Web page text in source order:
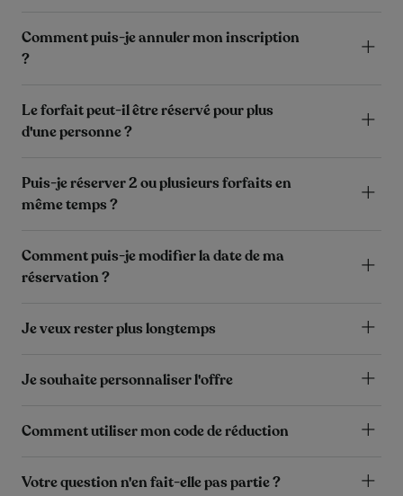
Comment puis-je annuler mon inscription
?
Le forfait peut-il être réservé pour plus
d'une personne ?
Puis-je réserver 2 ou plusieurs forfaits en
même temps ?
Comment puis-je modifier la date de ma
réservation ?
Je veux rester plus longtemps
Je souhaite personnaliser l'offre
Comment utiliser mon code de réduction
Votre question n'en fait-elle pas partie ?